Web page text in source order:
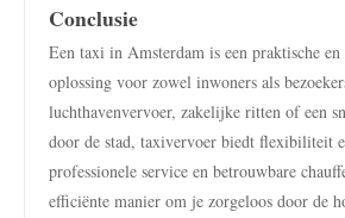
Conclusie
Een taxi in Amsterdam is een praktische
oplossing voor zowel inwoners als
luchthavenvervoer, zakelijke ritten of een
door de stad, taxivervoer biedt flexibiliteit
professionele service en betrouwbare
efficiënte manier om je zorgeloos door de